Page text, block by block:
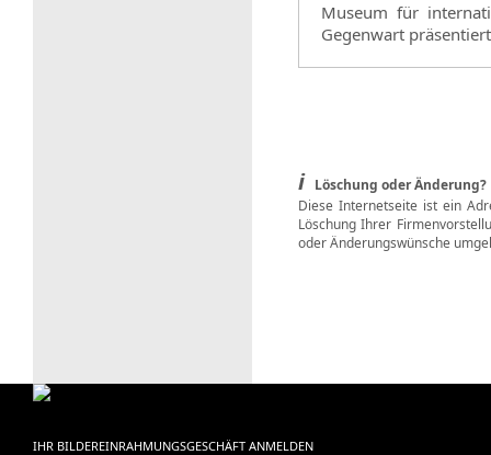
Museum für
Gegenwart
i Löschung oder Änderung?
Diese Internetseite ist ein
Löschung Ihrer
oder Änderungswünsche
IHR BILDEREINRAHMUNGSGESCHÄFT ANMELDEN